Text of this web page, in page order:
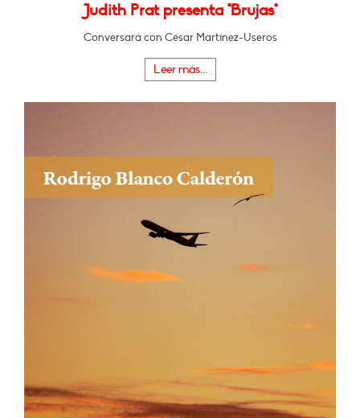
Judith Prat presenta "Brujas"
Conversará con César Martínez-Useros
Leer más...